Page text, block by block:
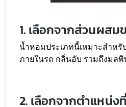
1. เลือกจากส่วนผส
น้ำหอมประเภทนี้เหมาะสำหรั
ภายในรถ กลิ่นอับ รวมถึงมล
2. เลือกจากตำแหน่